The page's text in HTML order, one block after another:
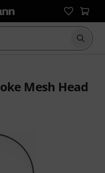
Suche
Mesh Head
181 Kundenbewertungen